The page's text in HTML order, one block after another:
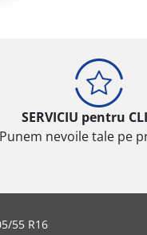
SERVICIU pentru
Punem nevoile tale pe
55 R16